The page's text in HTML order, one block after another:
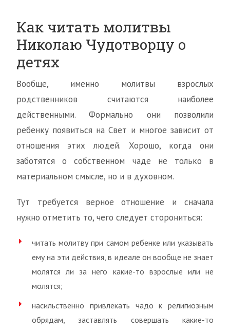
Как читать молитвы
Николаю Чудотворцу о
детях
Вообще, именно молитвы взрослых
родственников считаются наиболее
действенными. Формально они позволили
ребенку появиться на Свет и многое зависит от
отношения этих людей. Хорошо, когда они
заботятся о собственном чаде не только в
материальном смысле, но и в духовном.
Тут требуется верное отношение и сначала
нужно отметить то, чего следует сторониться:
читать молитву при самом ребенке или указывать
ему на эти действия, в идеале он вообще не знает
молятся ли за него какие-то взрослые или не
молятся;
насильственно привлекать чадо к религиозным
обрядам, заставлять совершать какие-то